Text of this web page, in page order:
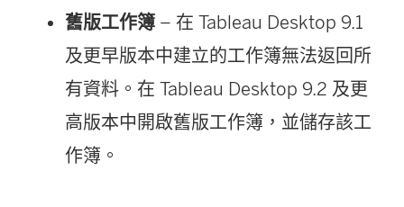
舊版工作簿 – 在 Tableau Desktop 9.1
及更早版本中建立的工作簿無法返回所
有資料。在 Tableau Desktop 9.2 及更
高版本中開啟舊版工作簿，並儲存該工
作簿。